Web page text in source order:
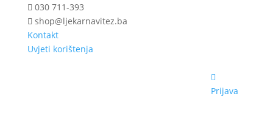
030 711-393
shop@ljekarnavitez.ba
Kontakt
Uvjeti korištenja
Prijava